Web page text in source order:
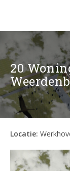
20
Locatie: